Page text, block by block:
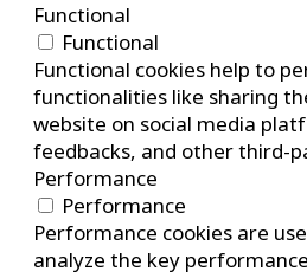
Functional
Functional
Functional cookies help to
functionalities like sharing
website on social media
feedbacks, and other third-
Performance
Performance
Performance cookies are
analyze the key